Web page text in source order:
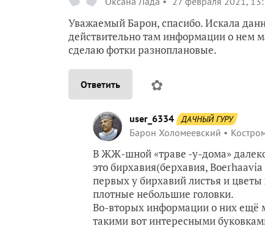
Уважаемый Барон, спасибо. Искала
действительно там информации о нем
сделаю фотки разноплановые.
Ответить ✿
user_6334 ДАЧНЫЙ ГУРУ
Барон Холомеевский
В ЖЖ-шной «траве -у-дома»
это бирхавия(берхавия,
первых у бирхавий листья и
плотные небольшие головки.
Во-вторых информации о них ещё
такими вот интересными